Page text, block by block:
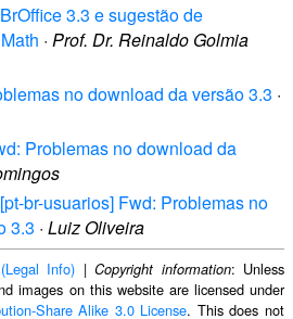
3.3 e sugestão de
· Prof. Dr. Reinaldo Golmia
no download da versão 3.3 ·
Problemas no download da
br-usuarios] Fwd: Problemas no
3.3 · Luiz Oliveira
Info) |Copyright information: Unless
images on this website are licensed under
Share Alike 3.0 License. This does not